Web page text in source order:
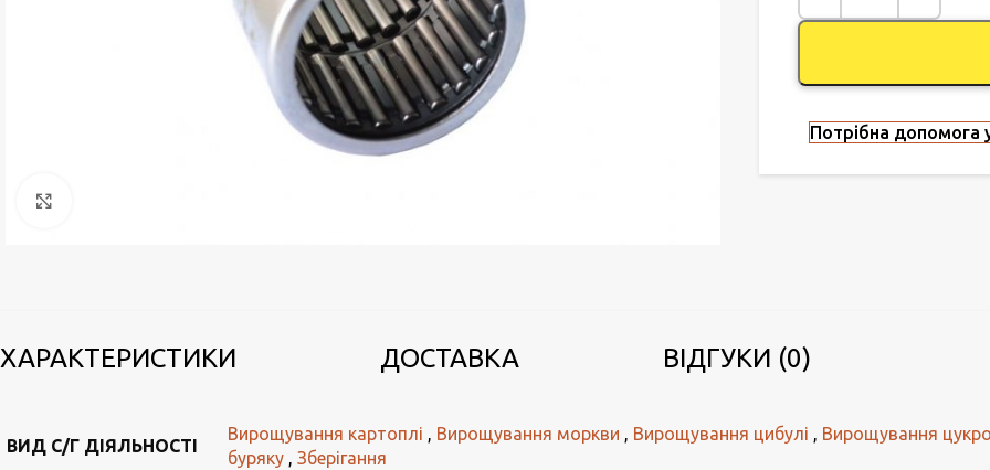
Потрібна допомога
ХАРАКТЕРИСТИКИ ДОСТАВКА ВІДГУКИ (0)
ВИД С/Г ДІЯЛЬНОСТІ
Вирощування картоплі , Вирощування моркви , Вирощування цибулі , Вирощування
буряку , Зберігання